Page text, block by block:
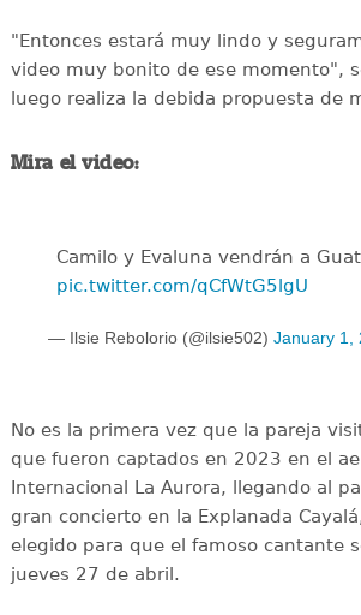
"Entonces estará muy lindo y
video muy bonito de ese momento",
luego realiza la debida propuesta de
Mira el video:
Camilo y Evaluna vendrán a
pic.twitter.com/qCfWtG5lgU
— Ilsie Rebolorio (@ilsie502) January 1,
No es la primera vez que la pareja
que fueron captados en 2023 en el
Internacional La Aurora, llegando al
gran concierto en la Explanada
elegido para que el famoso cantante
jueves 27 de abril.